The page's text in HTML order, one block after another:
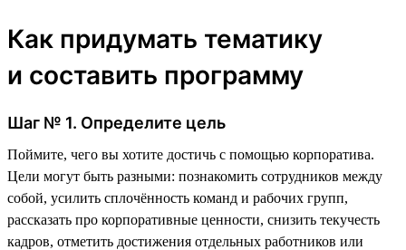
Как придумать тематику
и составить программу
Шаг № 1. Определите цель
Поймите, чего вы хотите достичь с помощью корпоратива.
Цели могут быть разными: познакомить сотрудников между
собой, усилить сплочённость команд и рабочих групп,
рассказать про корпоративные ценности, снизить текучесть
кадров, отметить достижения отдельных работников или